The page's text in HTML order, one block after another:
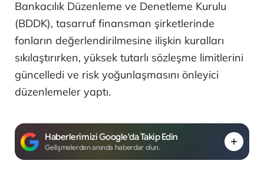
Bankacılık Düzenleme ve Denetleme Kurulu
(BDDK), tasarruf finansman şirketlerinde
fonların değerlendirilmesine ilişkin kuralları
sıkılaştırırken, yüksek tutarlı sözleşme limitlerini
güncelledi ve risk yoğunlaşmasını önleyici
düzenlemeler yaptı.
Haberlerimizi Google'da Takip Edin
Gelişmelerden anında haberdar olun.